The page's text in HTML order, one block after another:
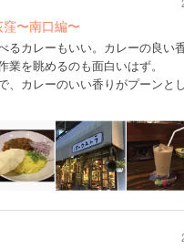
〜南口編〜
るカレーもいい。カレーの良い
業を眺めるのも面白いはず。
、カレーのいい香りがプーンと